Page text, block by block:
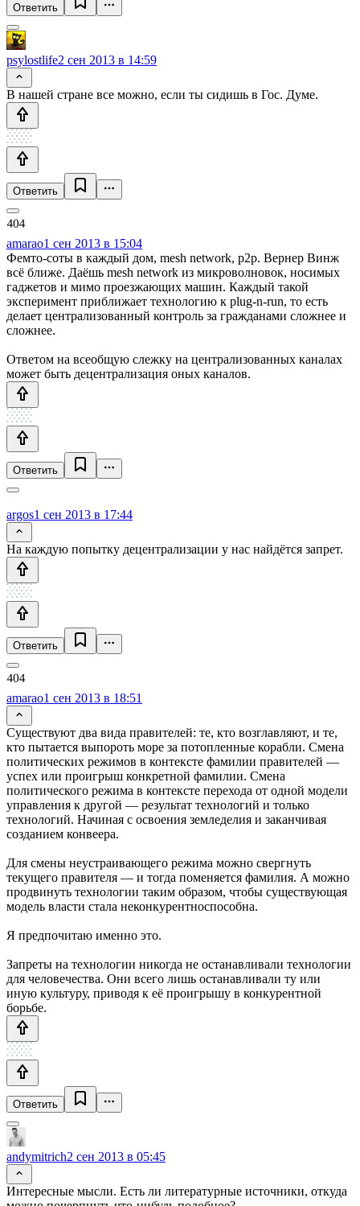
Ответить
psylostlife2 сен 2013 в 14:59
В нашей стране все можно, если ты сидишь в Гос. Думе.
Ответить
amarao1 сен 2013 в 15:04
Фемто-соты в каждый дом, mesh network, p2p. Вернер Винж
всё ближе. Даёшь mesh network из микроволновок, носимых
гаджетов и мимо проезжающих машин. Каждый такой
эксперимент приближает технологию к plug-n-run, то есть
делает централизованный контроль за гражданами сложнее и
сложнее.
Ответом на всеобщую слежку на централизованных каналах
может быть децентрализация оных каналов.
Ответить
argos1 сен 2013 в 17:44
На каждую попытку децентрализации у нас найдётся запрет.
Ответить
amarao1 сен 2013 в 18:51
Существуют два вида правителей: те, кто возглавляют, и те,
кто пытается выпороть море за потопленные корабли. Смена
политических режимов в контексте фамилии правителей —
успех или проигрыш конкретной фамилии. Смена
политического режима в контексте перехода от одной модели
управления к другой — результат технологий и только
технологий. Начиная с освоения земледелия и заканчивая
созданием конвеера.
Для смены неустраивающего режима можно свергнуть
текущего правителя — и тогда поменяется фамилия. А можно
продвинуть технологии таким образом, чтобы существующая
модель власти стала неконкурентноспособна.
Я предпочитаю именно это.
Запреты на технологии никогда не останавливали технологии
для человечества. Они всего лишь останавливали ту или
иную культуру, приводя к её проигрышу в конкурентной
борьбе.
Ответить
andymitrich2 сен 2013 в 05:45
Интересные мысли. Есть ли литературные источники, откуда